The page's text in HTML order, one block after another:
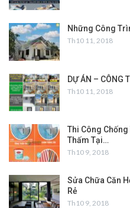
Những Công
Th10 11, 2018
DỰ ÁN – CÔNG
Th10 11, 2018
Thi Công
Thấm Tại…
Th10 9, 2018
Sửa Chữa Căn
Rẻ
Th10 9, 2018